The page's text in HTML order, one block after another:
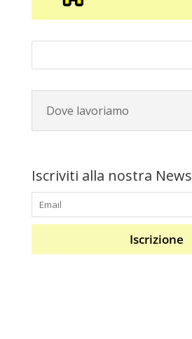
Dove lavoriamo
Iscriviti alla nostra
Iscrizione